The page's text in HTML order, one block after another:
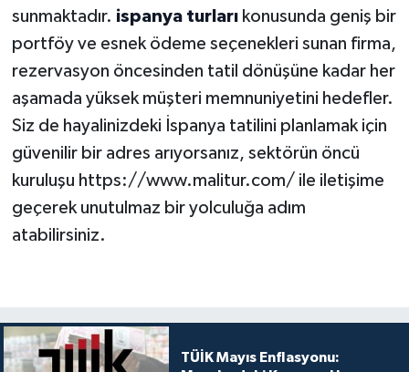
sunmaktadır. ispanya turlarıkonusunda geniş bir
portföy ve esnek ödeme seçenekleri sunan firma,
rezervasyon öncesinden tatil dönüşüne kadar her
aşamada yüksek müşteri memnuniyetini hedefler.
Siz de hayalinizdeki İspanya tatilini planlamak için
güvenilir bir adres arıyorsanız, sektörün öncü
kuruluşu https://www.malitur.com/ ile iletişime
geçerek unutulmaz bir yolculuğa adım
atabilirsiniz.
TÜİK Mayıs Enflasyonu: